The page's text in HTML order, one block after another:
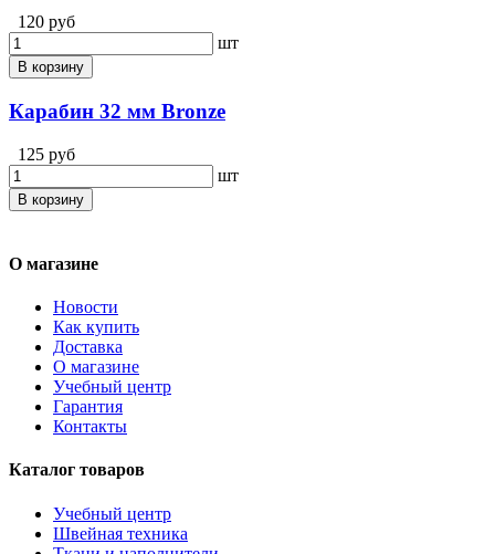
120 руб
шт
В корзину
Карабин 32 мм Bronze
125 руб
шт
В корзину
О магазине
Новости
Как купить
Доставка
О магазине
Учебный центр
Гарантия
Контакты
Каталог товаров
Учебный центр
Швейная техника